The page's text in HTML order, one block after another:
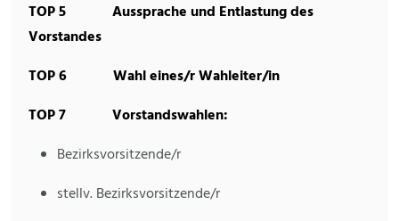
TOP5 Aussprache und Entlastung des
Vorstandes
TOP 6 Wahl eines/r Wahleiter/in
TOP7 Vorstandswahlen:
Bezirksvorsitzende/r
stellv. Bezirksvorsitzende/r